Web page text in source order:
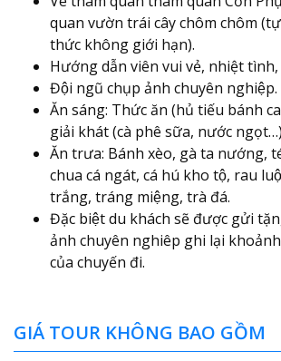
quan vườn trái cây chôm chôm
thức không giới hạn).
Hướng dẫn viên vui vẻ, nhiệt tình,
Đội ngũ chụp ảnh chuyên nghiệp.
Ăn sáng: Thức ăn (hủ tiếu bánh
giải khát (cà phê sữa, nước
Ăn trưa: Bánh xèo, gà ta nướng,
chua cá ngát, cá hú kho tộ, rau
trắng, tráng miệng, trà đá.
Đặc biệt du khách sẽ được gửi
ảnh chuyên nghiêp ghi lại
của chuyến đi.
GIÁ TOUR KHÔNG BAO GỒM